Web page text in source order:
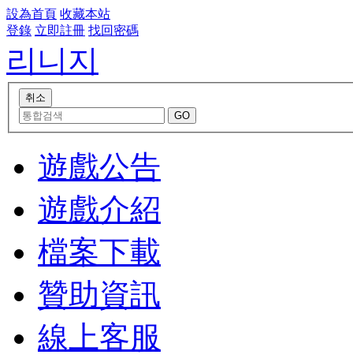
設為首頁 收藏本站
登錄 立即註冊 找回密碼
리니지
遊戲公告
遊戲介紹
檔案下載
贊助資訊
線上客服